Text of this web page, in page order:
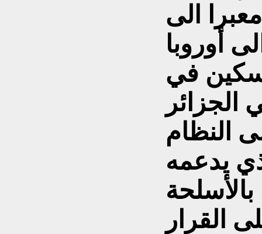
الى
أوروبا
في
الجزائر
النظام
يدعمه
القرار